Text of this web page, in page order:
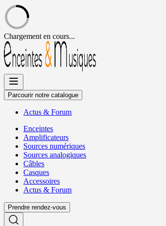
Chargement en cours...
Allez
au
contenu
Parcourir notre catalogue
Actus & Forum
Enceintes
Amplificateurs
Sources numériques
Sources analogiques
Câbles
Casques
Accessoires
Actus & Forum
Prendre rendez-vous